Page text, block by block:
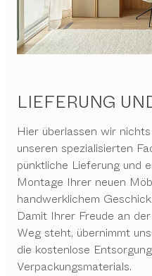
LIEFERUNG
Hier überlassen wir
unseren spezialisierten
pünktliche Lieferung und
Montage Ihrer neuen
handwerklichem
Damit Ihrer Freude an
Weg steht, übernimmt
die kostenlose
Verpackungsmaterials.